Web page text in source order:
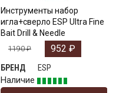
Инструменты набор
игла+сверло ESP Ultra Fine
Bait Drill & Needle
1190₽ 952 ₽
БРЕНД
ESP
Наличие